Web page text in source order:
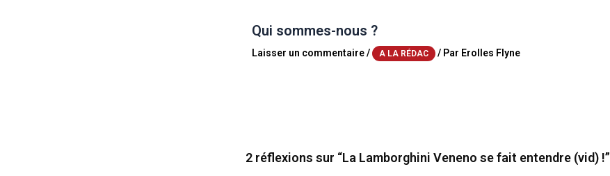
Qui sommes-nous ?
Laisser un commentaire/ A LA RÉDAC / Par Erolles Flyne
2 réflexions sur “La Lamborghini Veneno se fait entendre (vid) !”